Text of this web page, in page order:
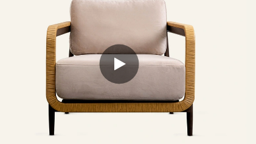
natürlicher Wärme erneut ein